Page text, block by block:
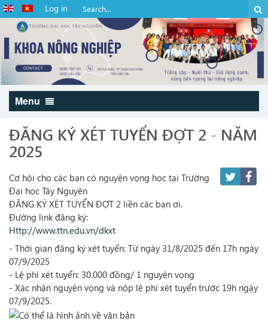
Log in
Menu
ĐĂNG KÝ XÉT TUYỂN ĐỢT 2 - NĂM
2025
Cơ hội cho các bạn có nguyện vọng học tại Trường
Đại học Tây Nguyên
ĐĂNG KÝ XÉT TUYỂN ĐỢT 2 liền các bạn ơi.
Đường link đăng ký:
Http://www.ttn.edu.vn/dkxt
- Thời gian đăng ký xét tuyển: Từ ngày 31/8/2025 đến 17h ngày
07/9/2025
- Lệ phí xét tuyển: 30.000 đồng/ 1 nguyện vọng
- Xác nhận nguyện vọng và nộp lệ phí xét tuyển trước 19h ngày
07/9/2025.